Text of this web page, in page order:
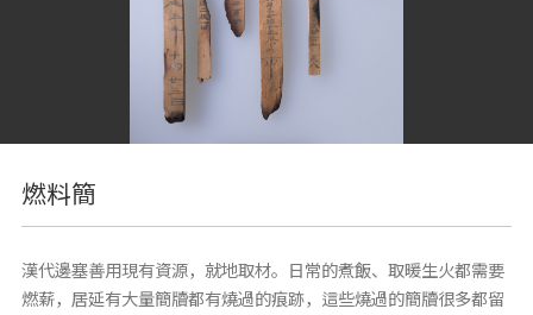
燃料簡
漢代邊塞善用現有資源，就地取材。日常的煮飯、取暖生火都需要
燃薪，居延有大量簡牘都有燒過的痕跡，這些燒過的簡牘很多都留